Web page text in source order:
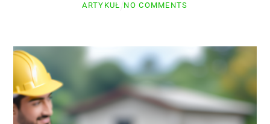
ARTYKUŁ NO COMMENTS